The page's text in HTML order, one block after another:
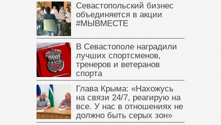
Севастопольский бизнес
объединяется в акции
#МЫВМЕСТЕ
В Севастополе наградили
лучших спортсменов,
тренеров и ветеранов
спорта
Глава Крыма: «Нахожусь
на связи 24/7, реагирую на
все. У нас в отношениях не
должно быть серых зон»